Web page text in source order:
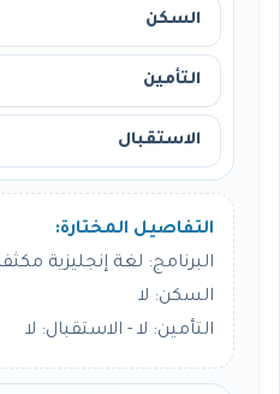
السكن
التأمين
الاستقبال
التفاصيل المختارة:
البرنامج: لغة إنجليزية مكثفة -
السكن: لا
التأمين: لا - الاستقبال: لا